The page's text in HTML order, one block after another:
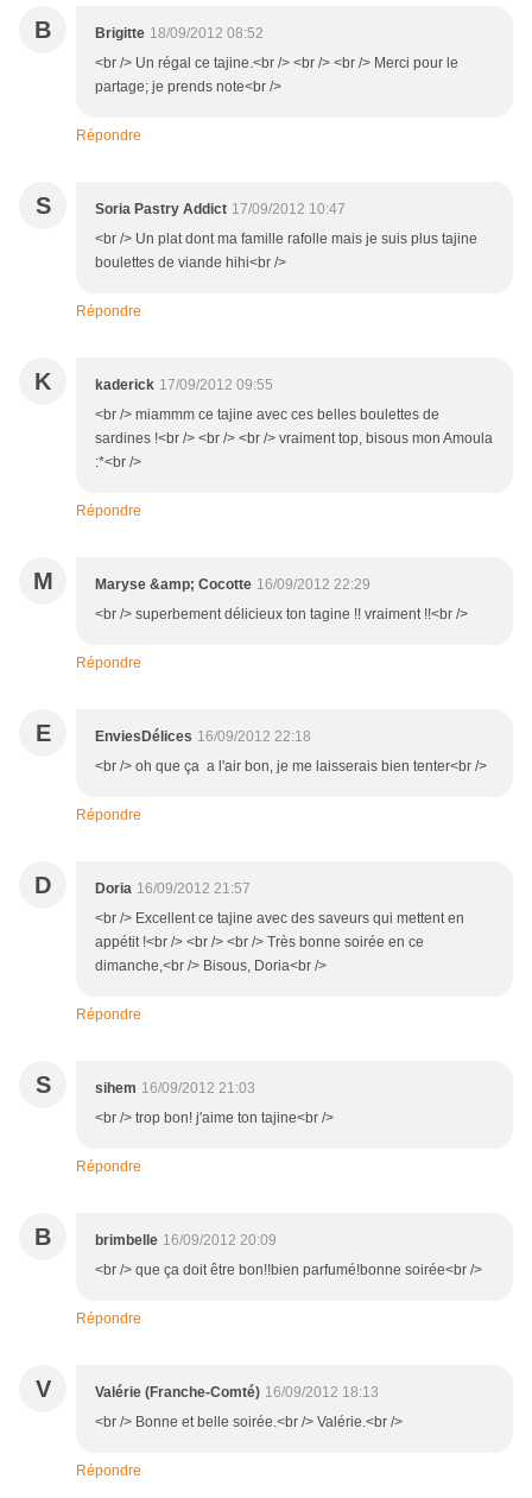
B Brigitte 18/09/2012 08:52
<br /> Un régal ce tajine.<br /> <br /> <br /> Merci pour le
partage; je prends note<br />
Répondre
S Soria Pastry Addict 17/09/2012 10:47
<br /> Un plat dont ma famille rafolle mais je suis plus tajine
boulettes de viande hihi<br />
Répondre
K kaderick 17/09/2012 09:55
<br /> miammm ce tajine avec ces belles boulettes de
sardines !<br /> <br /> <br /> vraiment top, bisous mon Amoula
:*<br />
Répondre
M Maryse &amp; Cocotte 16/09/2012 22:29
<br /> superbement délicieux ton tagine !! vraiment !!<br />
Répondre
E EnviesDélices 16/09/2012 22:18
<br /> oh que ça a l'air bon, je me laisserais bien tenter<br />
Répondre
D Doria 16/09/2012 21:57
<br /> Excellent ce tajine avec des saveurs qui mettent en
appétit !<br /> <br /> <br /> Très bonne soirée en ce
dimanche,<br /> Bisous, Doria<br />
Répondre
S sihem 16/09/2012 21:03
<br /> trop bon! j'aime ton tajine<br />
Répondre
B brimbelle 16/09/2012 20:09
<br /> que ça doit être bon!!bien parfumé!bonne soirée<br />
Répondre
V Valérie (Franche-Comté) 16/09/2012 18:13
<br /> Bonne et belle soirée.<br /> Valérie.<br />
Répondre